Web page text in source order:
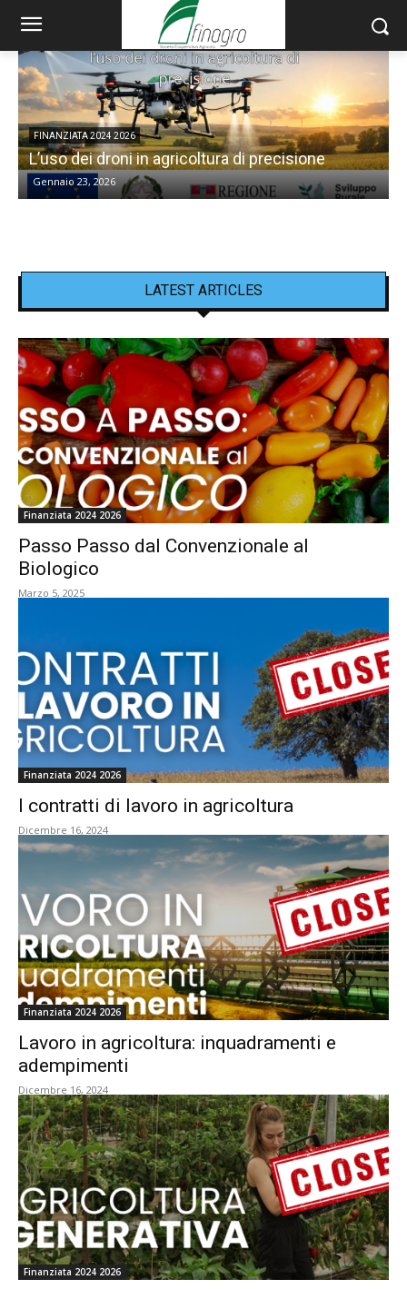
FINANZIATA 2024 2026
L’uso dei droni in agricoltura di precisione
Gennaio 23, 2026
LATEST ARTICLES
Finanziata 2024 2026
Passo Passo dal Convenzionale al
Biologico
Marzo 5, 2025
Finanziata 2024 2026
I contratti di lavoro in agricoltura
Dicembre 16, 2024
Finanziata 2024 2026
Lavoro in agricoltura: inquadramenti e
adempimenti
Dicembre 16, 2024
Finanziata 2024 2026